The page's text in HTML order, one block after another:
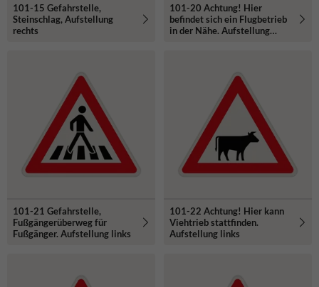
101-15 Gefahrstelle,
Steinschlag, Aufstellung
rechts
101-20 Achtung! Hier
befindet sich ein Flugbetrieb
in der Nähe. Aufstellung
101-21 Gefahrstelle,
Fußgängerüberweg für
Fußgänger. Aufstellung links
101-22 Achtung! Hier kann
Viehtrieb stattfinden.
Aufstellung links